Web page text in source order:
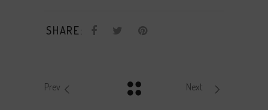
SHARE:
Prev Next